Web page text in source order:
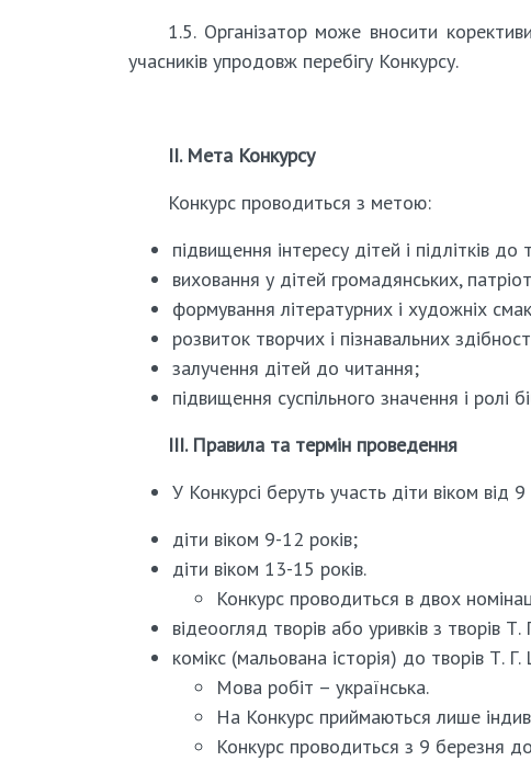
1.5. Організатор може вносити
учасників упродовж перебігу Конкурсу.
ІІ. Мета Конкурсу
Конкурс проводиться з метою:
підвищення інтересу дітей і підлітків
виховання у дітей громадянських,
формування літературних і художніх
розвиток творчих і пізнавальних
залучення дітей до читання;
підвищення суспільного значення і ролі
ІІІ. Правила та термін проведення
У Конкурсі беруть участь діти віком від
діти віком 9-12 років;
діти віком 13-15 років.
Конкурс проводиться в двох
відеоогляд творів або уривків з творів
комікс (мальована історія) до творів Т.
Мова робіт – українська.
На Конкурс приймаються лише
Конкурс проводиться з 9 березня